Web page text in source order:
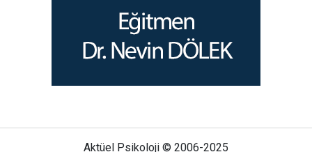
Aktüel Psikoloji © 2006-2025